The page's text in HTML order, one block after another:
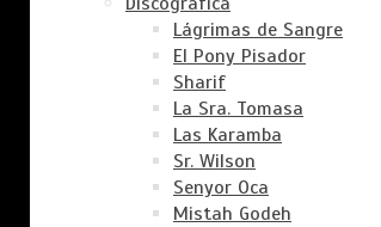
Lágrimas de Sangre
El Pony Pisador
Sharif
La Sra. Tomasa
Las Karamba
Sr. Wilson
Senyor Oca
Mistah Godeh